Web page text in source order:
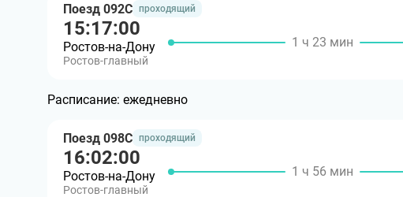
Поезд 092С проходящий
15:17:00
Ростов-на-Дону
Ростов-главный
1 ч 23 мин
Расписание: ежедневно
Поезд 098С проходящий
16:02:00
Ростов-на-Дону
Ростов-главный
1 ч 56 мин